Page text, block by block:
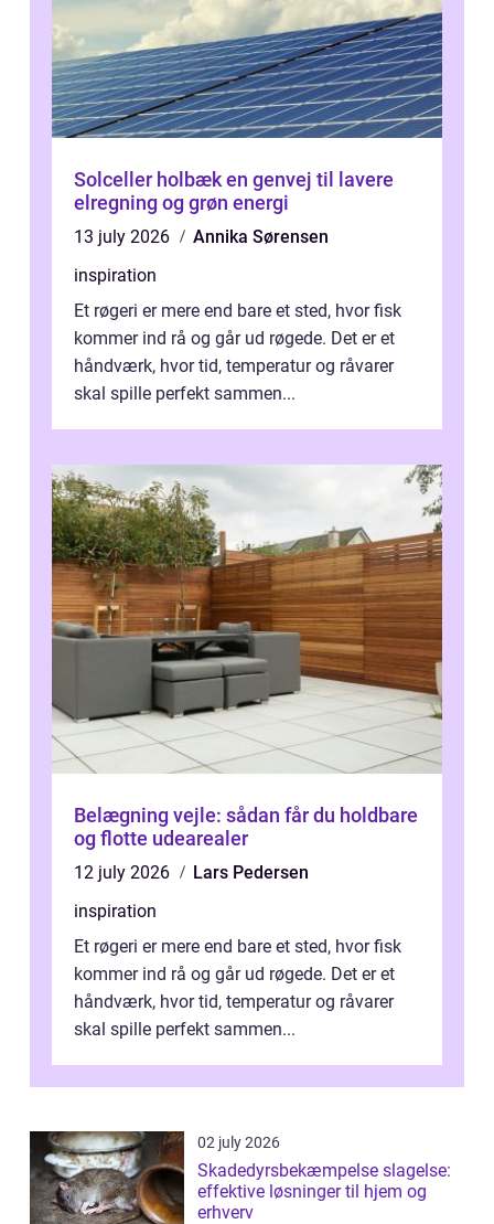
Solceller holbæk en genvej til lavere
elregning og grøn energi
13 july 2026
Annika Sørensen
inspiration
Et røgeri er mere end bare et sted, hvor fisk
kommer ind rå og går ud røgede. Det er et
håndværk, hvor tid, temperatur og råvarer
skal spille perfekt sammen...
Belægning vejle: sådan får du holdbare
og flotte udearealer
12 july 2026
Lars Pedersen
inspiration
Et røgeri er mere end bare et sted, hvor fisk
kommer ind rå og går ud røgede. Det er et
håndværk, hvor tid, temperatur og råvarer
skal spille perfekt sammen...
02 july 2026
Skadedyrsbekæmpelse slagelse:
effektive løsninger til hjem og
erhverv